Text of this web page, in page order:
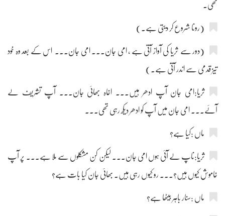
تھی۔
(رونا شروع کر دیتی ہے۔)
(دور سے ثریا کی آواز آتی ہے ، امی جان۔۔۔ امی جان۔۔۔ اس کے بعد وہ خود
تیز قدمی سے اندر آتی ہے۔)
ثریا:امی جان آپ ادھر ہیں۔۔۔ اخاہ بھائی جان۔۔۔ آپ تشریف لے
آئے۔۔۔ امی جان میں آپ کو ادھر دیکھ رہی تھی۔۔۔
ماں :کیا ہے؟
ثریا:ناپ لے آئی ہوں امی جان۔۔۔ لیکن کن مشکلوں سے ملا ہے۔۔۔ پر آپ
خاموش کیوں ہیں؟۔۔۔ رو کیوں رہی ہیں۔ بھائی جان کیا بات ہے؟
ماں :سنار باہر بیٹھا ہے؟